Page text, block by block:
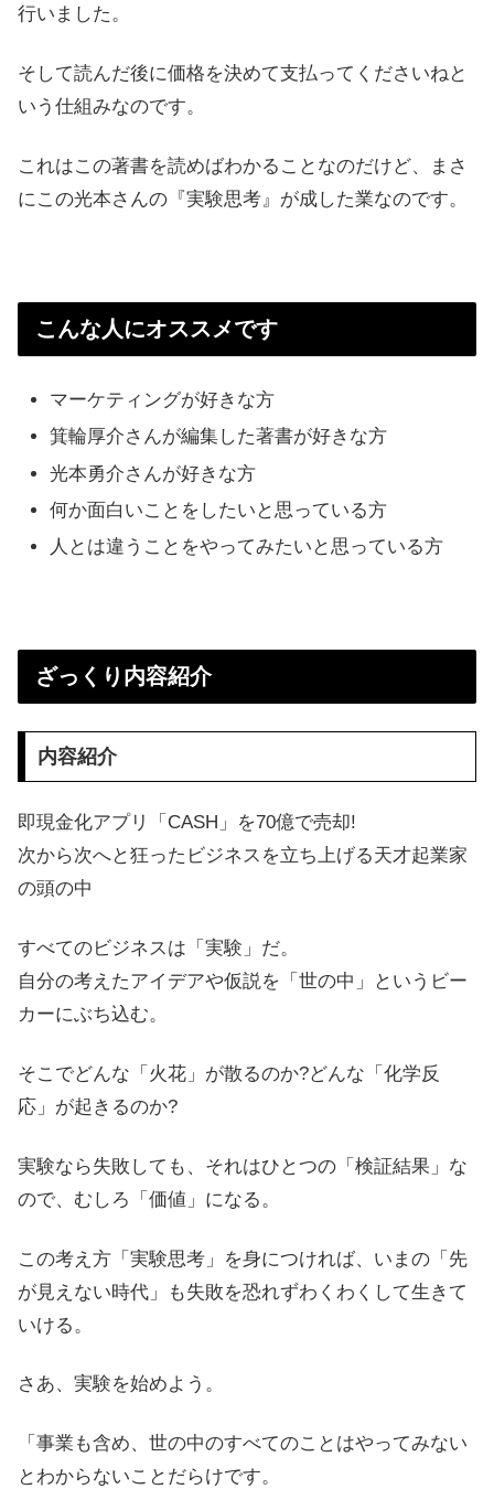
行いました。
そして読んだ後に価格を決めて支払ってくださいねと
いう仕組みなのです。
これはこの著書を読めばわかることなのだけど、まさ
にこの光本さんの『実験思考』が成した業なのです。
こんな人にオススメです
マーケティングが好きな方
箕輪厚介さんが編集した著書が好きな方
光本勇介さんが好きな方
何か面白いことをしたいと思っている方
人とは違うことをやってみたいと思っている方
ざっくり内容紹介
内容紹介
即現金化アプリ「CASH」を70億で売却!
次から次へと狂ったビジネスを立ち上げる天才起業家
の頭の中
すべてのビジネスは「実験」だ。
自分の考えたアイデアや仮説を「世の中」というビー
カーにぶち込む。
そこでどんな「火花」が散るのか?どんな「化学反
応」が起きるのか?
実験なら失敗しても、それはひとつの「検証結果」な
ので、むしろ「価値」になる。
この考え方「実験思考」を身につければ、いまの「先
が見えない時代」も失敗を恐れずわくわくして生きて
いける。
さあ、実験を始めよう。
「事業も含め、世の中のすべてのことはやってみない
とわからないことだらけです。